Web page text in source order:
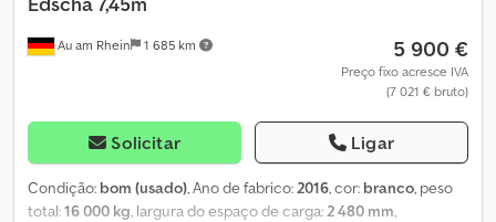
Au am Rhein 1 685 km 5 900 €
Preço fixo acresce IVA
(7 021 € bruto)
Solicitar Ligar
Condição: bom (usado), Ano de fabrico:2016, cor: branco, peso
total:16 000 kg, largura do espaço de carga:2 480 mm,